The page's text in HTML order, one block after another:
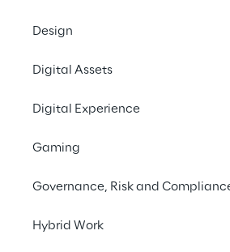
Design
Digital Assets
Digital Experience
Gaming
Governance, Risk and
Hybrid Work
Reply wurde mit den
LEA Reply
und Click
Management Systems im